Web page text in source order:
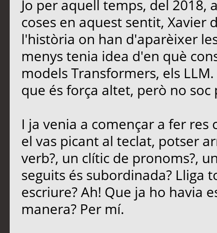
Jo per aquell temps, del 2018,
coses en aquest sentit, Xavier
l'història on han d'aparèixer
menys tenia idea d'en què
models Transformers, els
que és força altet, però no soc
I ja venia a començar a fer
el vas picant al teclat, potser
verb?, un clític de pronoms?,
seguits és subordinada? Lliga
escriure? Ah! Que ja ho havia
manera? Per mí.